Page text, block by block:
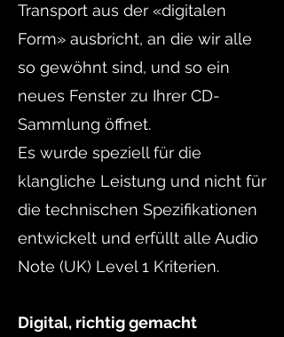
Transport aus der «digitalen
Form» ausbricht, an die wir alle
so gewöhnt sind, und so ein
neues Fenster zu Ihrer CD-
Sammlung öffnet.
Es wurde speziell für die
klangliche Leistung und nicht für
die technischen Spezifikationen
entwickelt und erfüllt alle Audio
Note (UK) Level 1 Kriterien.
Digital, richtig gemacht